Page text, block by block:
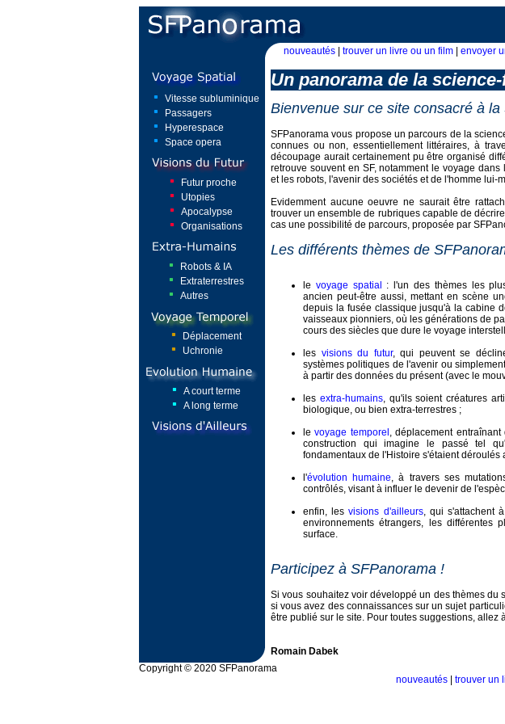
nouveautés trouver un livre ou un film envoyer
Vitesse subluminique
Passagers
Hyperespace
Space opera
Futur proche
Utopies
Apocalypse
Organisations
Robots & IA
Extraterrestres
Autres
Déplacement
Uchronie
A court terme
A long terme
Un panorama de la
Bienvenue sur ce site consacré à la
SFPanorama vous propose un parcours de la
connues ou non, essentiellement littéraires, à
découpage aurait certainement pu être organisé
retrouve souvent en SF, notamment le voyage
et les robots, l'avenir des sociétés et de l'homme lui-
Evidemment aucune oeuvre ne saurait être
trouver un ensemble de rubriques capable de
cas une possibilité de parcours, proposée par
Les différents thèmes de
le voyage spatial
: l'un des thèmes les
ancien peut-être aussi, mettant en scène
depuis la fusée classique jusqu'à la cabine
vaisseaux pionniers, où les générations de
cours des siècles que dure le voyage
les visions du futur, qui peuvent se
systèmes politiques de l'avenir ou
à partir des données du présent (avec le
les extra-humains, qu'ils soient créatures
biologique, ou bien extra-terrestres ;
levoyage temporel , déplacement
construction qui imagine le passé tel
fondamentaux de l'Histoire s'étaient déroulés
l'évolution humaine, à travers ses
contrôlés, visant à influer le devenir de
enfin, lesvisions d'ailleurs, qui s'attachent
environnements étrangers, les différentes
surface.
Participez à SFPanorama !
Si vous souhaitez voir développé un des thèmes du
si vous avez des connaissances sur un sujet
être publié sur le site. Pour toutes suggestions, allez
Romain Dabek
Copyright © 2020 SFPanorama
nouveautés
trouver un